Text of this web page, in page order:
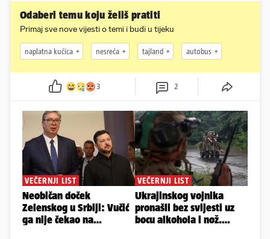
Odaberi temu koju želiš pratiti
Primaj sve nove vijesti o temi i budi u tijeku
naplatna kućica nesreća tajland autobus
3 2